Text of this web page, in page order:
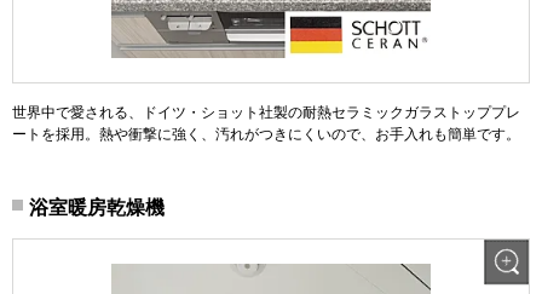
世界中で愛される、ドイツ・ショット社製の耐熱セラミックガラストッププレ
ートを採用。熱や衝撃に強く、汚れがつきにくいので、お手入れも簡単です。
浴室暖房乾燥機